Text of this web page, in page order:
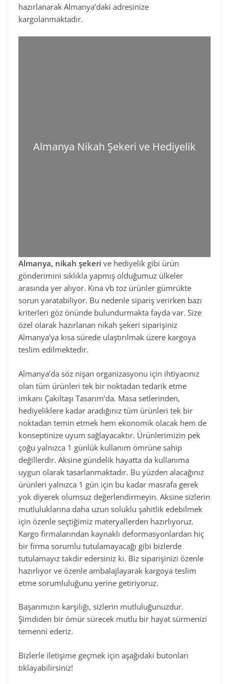
hazırlanarak Almanya’daki adresinize
kargolanmaktadır.
Almanya Nikah Şekeri ve Hediyelik
Almanya, nikah şekeri ve hediyelik gibi ürün
gönderimini sıklıkla yapmış olduğumuz ülkeler
arasında yer alıyor. Kına vb toz ürünler gümrükte
sorun yaratabiliyor. Bu nedenle sipariş verirken bazı
kriterleri göz önünde bulundurmakta fayda var. Size
özel olarak hazırlanan nikah şekeri siparişiniz
Almanya’ya kısa sürede ulaştırılmak üzere kargoya
teslim edilmektedir.
Almanya’da söz nişan organizasyonu için ihtiyacınız
olan tüm ürünleri tek bir noktadan tedarik etme
imkanı Çakıltaşı Tasarım’da. Masa setlerinden,
hediyeliklere kadar aradığınız tüm ürünleri tek bir
noktadan temin etmek hem ekonomik olacak hem de
konseptinize uyum sağlayacaktır. Ürünlerimizin pek
çoğu yalnızca 1 günlük kullanım ömrüne sahip
değillerdir. Aksine gündelik hayatta da kullanıma
uygun olarak tasarlanmaktadır. Bu yüzden alacağınız
ürünleri yalnızca 1 gün için bu kadar masrafa gerek
yok diyerek olumsuz değerlendirmeyin. Aksine sizlerin
mutluluklarına daha uzun soluklu şahitlik edebilmek
için özenle seçtiğimiz materyallerden hazırlıyoruz.
Kargo firmalarından kaynaklı deformasyonlardan hiç
bir firma sorumlu tutulamayacağı gibi bizlerde
tutulamayız takdir edersiniz ki. Biz siparişinizi özenle
hazırlıyor ve özenle ambalajlayarak kargoya teslim
etme sorumluluğunu yerine getiriyoruz.
Başarımızın karşılığı, sizlerin mutluluğunuzdur.
Şimdiden bir ömür sürecek mutlu bir hayat sürmenizi
temenni ederiz.
Bizlerle iletişime geçmek için aşağıdaki butonları
tıklayabilirsiniz!